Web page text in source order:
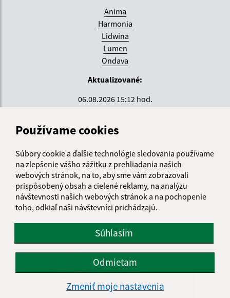
Používame cookies
Súbory cookie a ďalšie technológie sledovania používame
na zlepšenie vášho zážitku z prehliadania našich
webových stránok, na to, aby sme vám zobrazovali
prispôsobený obsah a cielené reklamy, na analýzu
návštevnosti našich webových stránok a na pochopenie
toho, odkiaľ naši návštevníci prichádzajú.
Súhlasím
Odmietam
Zmeniť moje nastavenia
Anima
Harmonia
Lidwina
Lumen
Ondava
Aktualizované:
06.08.2026 15:12 hod.
Správca obsahu je Krajské centrum sociálnych služieb
ZEMPLÍN.
Vytvorené v súlade sJednotným dizajn manuálom
elektronických služieb.
Zriaďovateľ organizácie:
KOŠICKÝ
SAMOSPRÁVNY
KRAJ